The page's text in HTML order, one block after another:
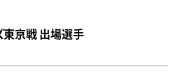
東京戦 出場選手